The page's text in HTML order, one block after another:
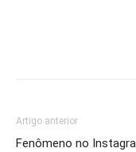
Artigo anterior
Fenômeno no